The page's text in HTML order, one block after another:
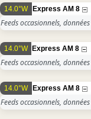
14.0°W Express AM 8
Feeds occasionnels,
14.0°W Express AM 8
Feeds occasionnels,
14.0°W Express AM 8
Feeds occasionnels,